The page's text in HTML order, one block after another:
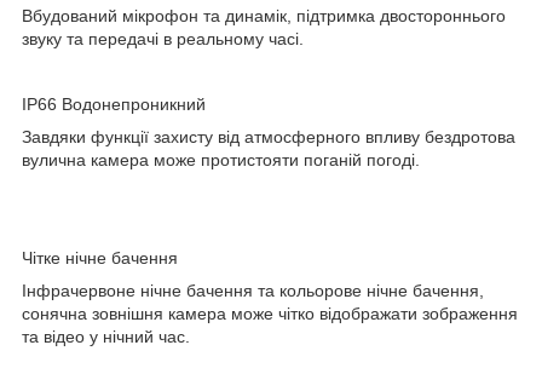
Вбудований мікрофон та динамік, підтримка двостороннього
звуку та передачі в реальному часі.
IP66 Водонепроникний
Завдяки функції захисту від атмосферного впливу бездротова
вулична камера може протистояти поганій погоді.
Чітке нічне бачення
Інфрачервоне нічне бачення та кольорове нічне бачення,
сонячна зовнішня камера може чітко відображати зображення
та відео у нічний час.